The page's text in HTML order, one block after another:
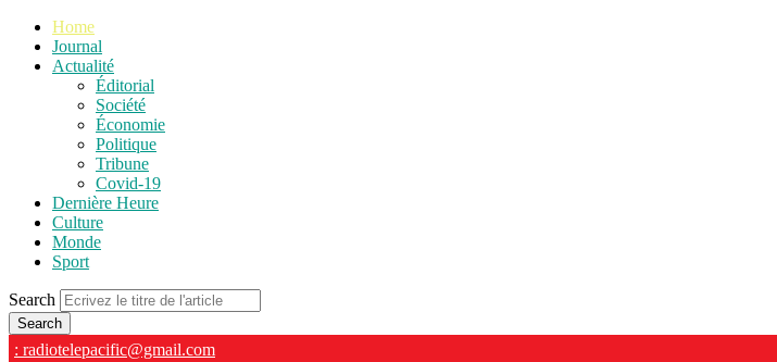
Home
Journal
Actualité
Éditorial
Société
Économie
Politique
Tribune
Covid-19
Dernière Heure
Culture
Monde
Sport
Search
: radiotelepacific@gmail.com